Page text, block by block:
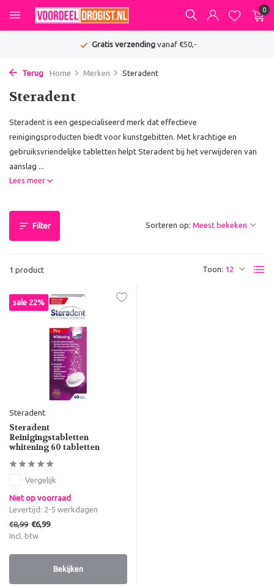
0
Gratis verzendingvanaf €50,-
Terug Home Merken Steradent
Steradent
Steradent is een gespecialiseerd merk dat effectieve
reinigingsproducten biedt voor kunstgebitten. Met krachtige en
gebruiksvriendelijke tabletten helpt Steradent bij het verwijderen van
aanslag ...
Lees meer
Filter
1 product Toon:
Sorteren op:
sale 22%
Steradent
Steradent
Reinigingstabletten
whitening 60 tabletten
Vergelijk
Niet op voorraad
Levertijd: 2-5 werkdagen
€8,99 €6,99
Incl. btw
Bekijken